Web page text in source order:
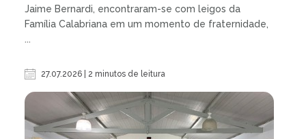
Jaime Bernardi, encontraram-se com leigos da
Família Calabriana em um momento de fraternidade,
...
27.07.2026 | 2 minutos de leitura